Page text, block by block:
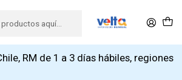
RM de 1 a 3 días hábiles, regiones